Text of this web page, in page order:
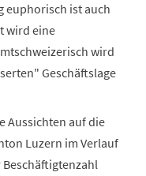
euphorisch ist auch
wird eine
wird
Geschäftslage
Aussichten auf die
Luzern im Verlauf
Beschäftigtenzahl